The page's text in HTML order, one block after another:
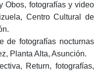
Obos, fotografías y video
Centro Cultural de
de fotografías nocturnas
Planta Alta, Asunción.
Return, fotografías,